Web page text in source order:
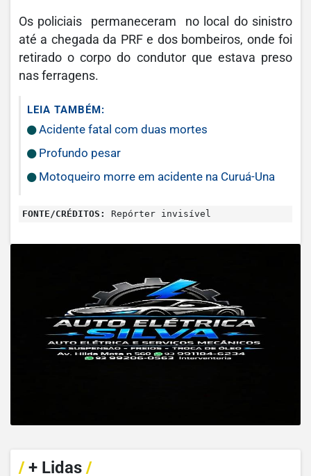
Os policiais permaneceram no local do sinistro
até a chegada da PRF e dos bombeiros, onde foi
retirado o corpo do condutor que estava preso
nas ferragens.
LEIA TAMBÉM:
Acidente fatal com duas mortes
Profundo pesar
Motoqueiro morre em acidente na Curuá-Una
FONTE/CRÉDITOS: Repórter invisível
/+ Lidas /